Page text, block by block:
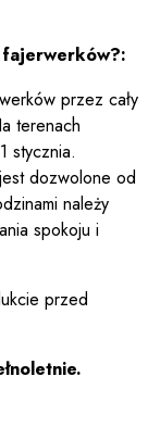
fajerwerków?:
przez cały
terenach
stycznia.
dozwolone od
należy
spokoju i
przed